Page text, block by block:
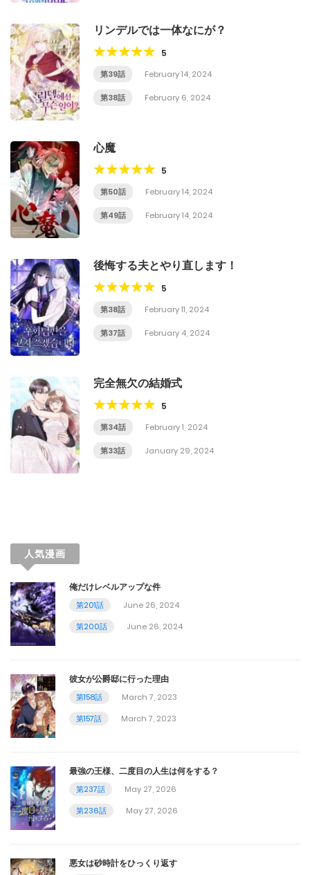
リンデルでは一体なにが？
5
第39話 February 14, 2024
第38話 February 6, 2024
心魔
5
第50話 February 14, 2024
第49話 February 14, 2024
後悔する夫とやり直します！
5
第38話 February 11, 2024
第37話 February 4, 2024
完全無欠の結婚式
5
第34話 February 1, 2024
第33話 January 29, 2024
人気漫画
俺だけレベルアップな件
第201話
June 26, 2024
第200話
June 26, 2024
彼女が公爵邸に行った理由
第158話
March 7, 2023
第157話
March 7, 2023
最強の王様、二度目の人生は何をする？
第237話
May 27, 2026
第236話
May 27, 2026
悪女は砂時計をひっくり返す